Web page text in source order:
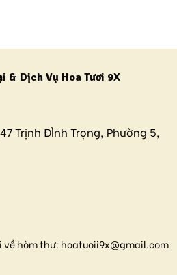
& Dịch Vụ Hoa Tươi 9X
Trịnh ĐÌnh Trọng, Phường 5,
về hòm thư: hoatuoii9x@gmail.com